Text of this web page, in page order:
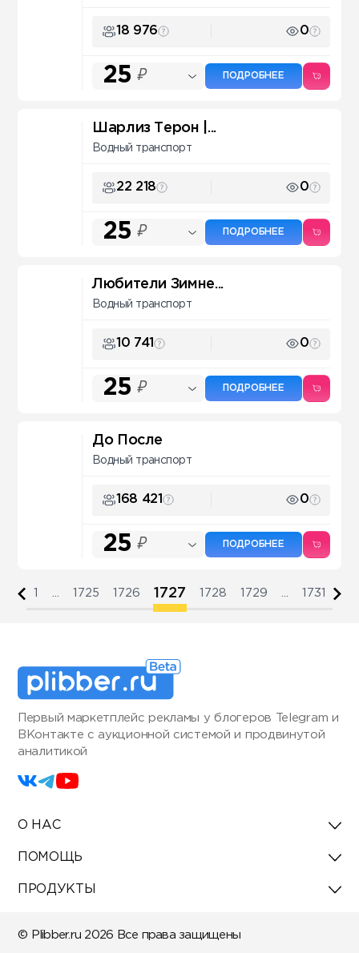
18 976 0
25 ₽ ПОДРОБНЕЕ
Шарлиз Терон |...
Водный транспорт
22 218 0
25 ₽ ПОДРОБНЕЕ
Любители Зимне...
Водный транспорт
10 741 0
25 ₽ ПОДРОБНЕЕ
До После
Водный транспорт
168 421 0
25 ₽ ПОДРОБНЕЕ
1725 1726 1727 1728 1729 1731
Первый маркетплейс рекламы у блогеров Telegram и
ВКонтакте с аукционной системой и продвинутой
аналитикой
О НАС
ПОМОЩЬ
ПРОДУКТЫ
© Plibber.ru 2026 Все права защищены